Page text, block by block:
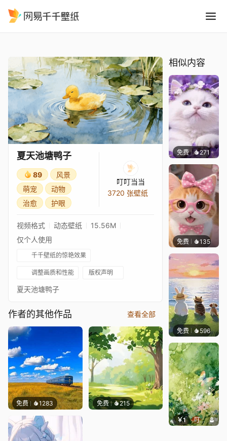
夏天池塘鸭子
89
风景
萌宠
动物
治愈
护眼
叮叮当当
3720 张壁纸
视频格式 动态壁纸
15.56M
仅个人使用
千千壁纸的惊艳效果
调整画质和性能 版权声明
夏天池塘鸭子
作者的其他作品 查看全部
免费 1283 免费 215
相似内容
免费 271豆子
免费 135好看
免费 596渔小小
￥1 叮叮当当